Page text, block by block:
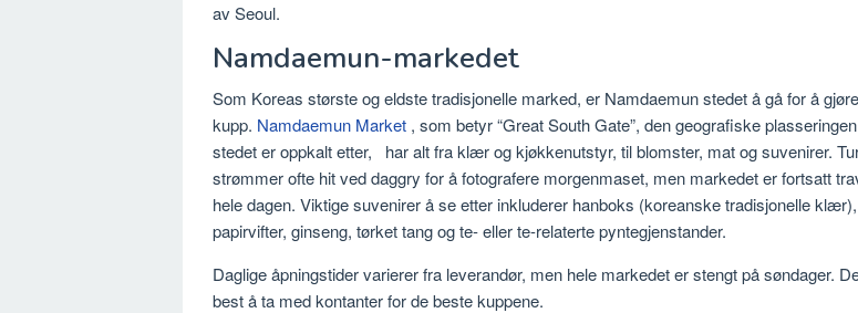
av Seoul.
Namdaemun-markedet
Som Koreas største og eldste tradisjonelle marked, er Namdaemun stedet å gå for å
kupp. Namdaemun Market , som betyr “Great South Gate”, den geografiske
stedet er oppkalt etter, har alt fra klær og kjøkkenutstyr, til blomster, mat og suvenirer.
strømmer ofte hit ved daggry for å fotografere morgenmaset, men markedet er fortsatt
hele dagen. Viktige suvenirer å se etter inkluderer hanboks (koreanske tradisjonelle klær),
papirvifter, ginseng, tørket tang og te- eller te-relaterte pyntegjenstander.
Daglige åpningstider varierer fra leverandør, men hele markedet er stengt på søndager.
best å ta med kontanter for de beste kuppene.